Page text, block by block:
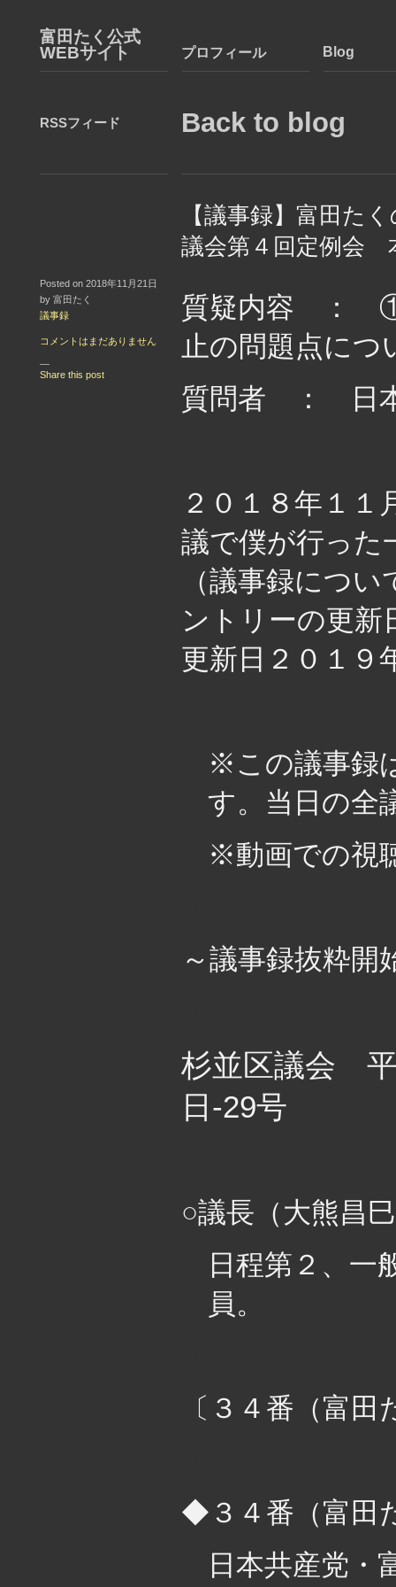
富田たく公式
WEBサイト
プロフィール Blog
RSSフィード Back to blog
【議事録】富田た
議会第４回定例会
Posted on 2018年11月21日
by 富田たく
議事録
コメントはまだありません
—
Share this post
質疑内容 ： ①
止の問題点につ
質問者 ： 日
２０１８年１１
議で僕が行った
（議事録につ
ントリーの更新
更新日２０１９
※この議事録
す。当日の全
※動画での視
～議事録抜粋開
杉並区議会 平
日-29号
○議長（大熊昌
日程第２、一
員。
〔３４番（富
◆３４番（富田
日本共産党・